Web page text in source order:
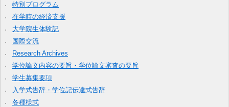
特別プログラム
在学時の経済支援
大学院生体験記
国際交流
Research Archives
学位論文内容の要旨・学位論文審査の要旨
学生募集要項
入学式告辞・学位記伝達式告辞
各種様式